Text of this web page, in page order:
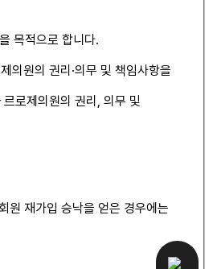
목적으로 합니다.
의원의 권리·의무 및 책임사항을
로제의원의 권리, 의무 및
원 재가입 승낙을 얻은 경우에는